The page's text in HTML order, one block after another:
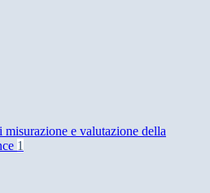
misurazione e valutazione della
1